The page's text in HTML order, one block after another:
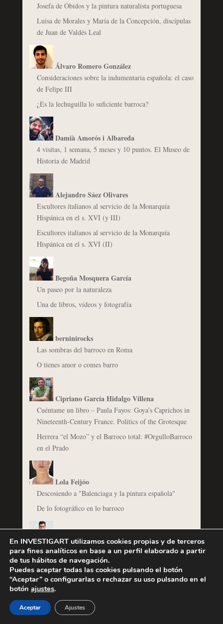
Josefa de Óbidos y la pintura naturalista portuguesa
Luisa de Morales y María de la Concepción, discípulas
de Juan de Valdés Leal
Álvaro Romero González
Consideraciones sobre la indumentaria española: el caso
de Felipe III
¿Es la lechuguilla lo suficiente barroca?
Damià Amorós i Albareda
4 visitas, 1 semana, 5 meses y 10 puntos. El Museo de
Historia de Madrid
Alejandro Sáez Olivares
Escultores italianos al servicio de la Monarquía
Hispánica en el s. XVI (y III)
Escultores italianos al servicio de la Monarquía
Hispánica en el s. XVI (II)
Begoña Mosquera García
Un paseo por la naturaleza
Una de libros, vídeos y fotografía
berninirocks
Las sombras del barroco en Roma
O tienes amor o comes barro
Cipriano García Hidalgo Villena
Cuéntame un libro – Paula Fayos: Goya’s Caprichos in
Nineteenth-Century France. Politics of the Grotesque
Herrera “el Mozo” y el Barroco total: #OrgulloBarroco
en el Prado
Lola Feijóo
Descosiendo a "Balenciaga y la pintura española"
De lo fotográfico en lo barroco
@Invertirenarte
Un autorretrato de Rembrandt, ¿de 650 libras a 16
millones?
Las mejores ventas barrocas de los últimos años en
España
En INVESTIGART utilizamos cookies propias y de terceros
para fines analíticos en base a un perfil elaborado a partir
de tus hábitos de navegación.
Puedes aceptar todas las cookies pulsando el botón
“Aceptar” o configurarlas o rechazar su uso pulsando en el
botón ajustes.
Aceptar Ajustes